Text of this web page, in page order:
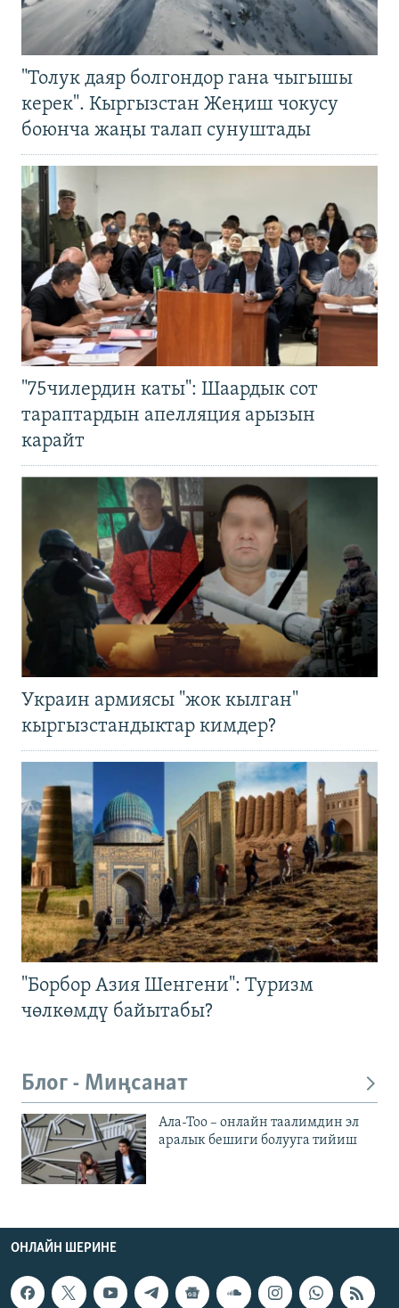
"Толук даяр болгондор гана чыгышы
керек". Кыргызстан Жеңиш чокусу
боюнча жаңы талап сунуштады
"75чилердин каты": Шаардык сот
тараптардын апелляция арызын
карайт
Украин армиясы "жок кылган"
кыргызстандыктар кимдер?
"Борбор Азия Шенгени": Туризм
чөлкөмдү байытабы?
Блог - Миңсанат
Ала-Тоо – онлайн таалимдин эл
аралык бешиги болууга тийиш
ОНЛАЙН ШЕРИНЕ